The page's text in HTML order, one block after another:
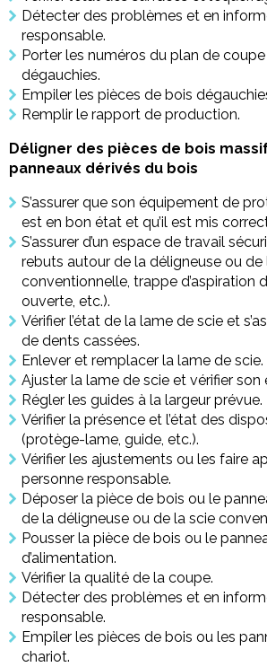
Détecter des problèmes et en
responsable.
Porter les numéros du plan de
dégauchies.
Empiler les pièces de bois
Remplir le rapport de production.
Déligner des pièces de bois
panneaux dérivés du bois
S’assurer que son équipement de
est en bon état et qu’il est mis
S’assurer d’un espace de travail
rebuts autour de la déligneuse ou de
conventionnelle, trappe d’aspiration
ouverte, etc.).
Vérifier l’état de la lame de scie et
de dents cassées.
Enlever et remplacer la lame de scie.
Ajuster la lame de scie et vérifier son
Régler les guides à la largeur prévue.
Vérifier la présence et l’état des
(protège-lame, guide, etc.).
Vérifier les ajustements ou les faire
personne responsable.
Déposer la pièce de bois ou le
de la déligneuse ou de la scie
Pousser la pièce de bois ou le
d’alimentation.
Vérifier la qualité de la coupe.
Détecter des problèmes et en
responsable.
Empiler les pièces de bois ou les
chariot.